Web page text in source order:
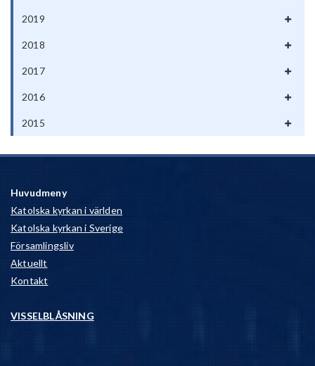
2019
2018
2017
2016
2015
Huvudmeny
Katolska kyrkan i världen
Katolska kyrkan i Sverige
Församlingsliv
Aktuellt
Kontakt
VISSELBLÅSNING